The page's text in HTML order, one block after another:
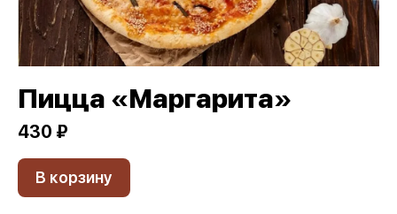
Пицца «Маргарита»
430 ₽
В корзину